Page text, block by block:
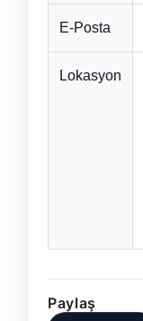
E-Posta
Lokasyon
Paylaş